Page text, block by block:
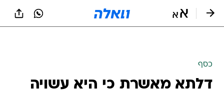
כסף
דלתא מאשרת כי היא עשויה